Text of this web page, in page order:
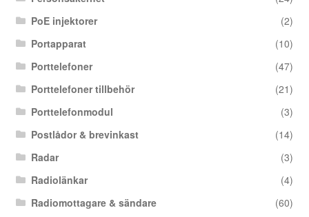
PoE injektorer
(2)
Portapparat
(10)
Porttelefoner
(47)
Porttelefoner tillbehör
(21)
Porttelefonmodul
(3)
Postlådor & brevinkast
(14)
Radar
(3)
Radiolänkar
(4)
Radiomottagare & sändare
(60)